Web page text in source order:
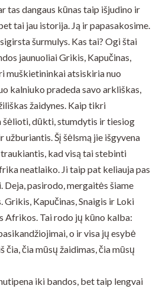
tas dangaus kūnas taip išjudino ir
tai jau istorija. Ją ir papasakosime.
šurmulys. Kas tai? Ogi štai
jaunuoliai Grikis, Kapučinas,
muškietininkai atsiskiria nuo
kalniuko pradeda savo arkliškas,
žaidynes. Kaip tikri
dūkti, stumdytis ir tiesiog
Šį šėlsmą jie išgyvena
kad visą tai stebinti
neatlaiko. Ji taip pat keliauja pas
Deja, pasirodo, mergaitės šiame
Grikis, Kapučinas, Snaigis ir Loki
Afrikos. Tai rodo jų kūno kalba:
o ir visa jų esybė
čia, čia mūsų žaidimas, čia mūsų
iki bandos, bet taip lengvai